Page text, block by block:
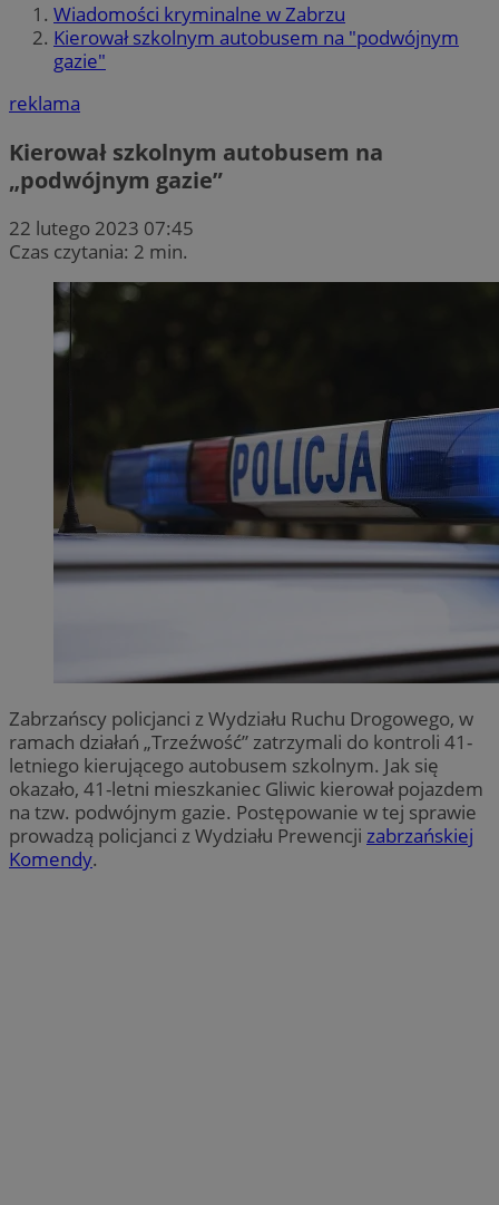
Wiadomości kryminalne w Zabrzu
Kierował szkolnym autobusem na "podwójnym
gazie"
reklama
Kierował szkolnym autobusem na
„podwójnym gazie”
22 lutego 2023 07:45
Czas czytania: 2 min.
Zabrzańscy policjanci z Wydziału Ruchu Drogowego, w
ramach działań „Trzeźwość” zatrzymali do kontroli 41-
letniego kierującego autobusem szkolnym. Jak się
okazało, 41-letni mieszkaniec Gliwic kierował pojazdem
na tzw. podwójnym gazie. Postępowanie w tej sprawie
prowadzą policjanci z Wydziału Prewencji zabrzańskiej
Komendy.